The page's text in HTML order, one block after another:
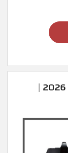
أفضل ماركة مكانس كهربائية 2026 |